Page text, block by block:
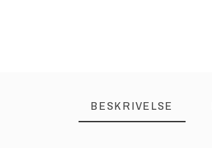
BESKRIVELSE